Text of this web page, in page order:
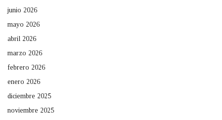
junio 2026
mayo 2026
abril 2026
marzo 2026
febrero 2026
enero 2026
diciembre 2025
noviembre 2025